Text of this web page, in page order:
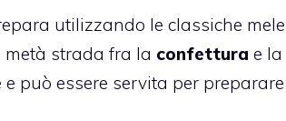
utilizzando le classiche mele
metà strada fra la confettura e la
può essere servita per preparare